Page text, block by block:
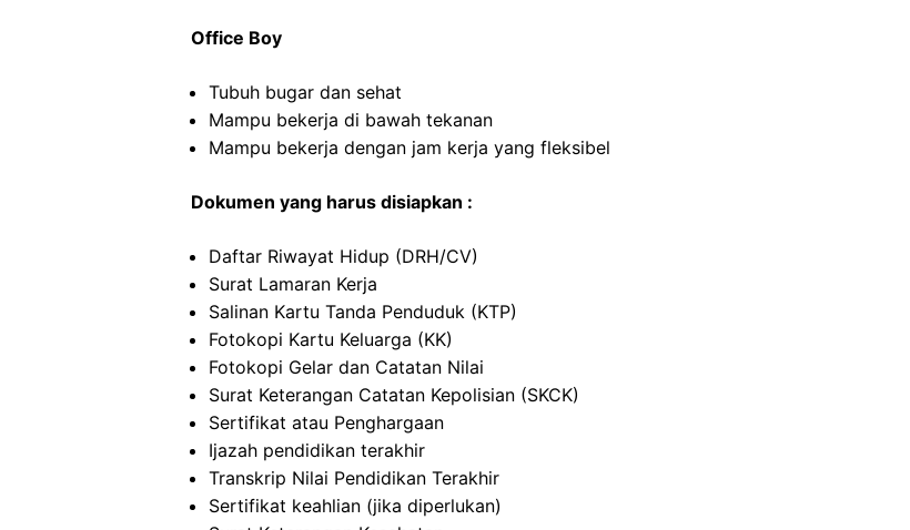
Office Boy
Tubuh bugar dan sehat
Mampu bekerja di bawah tekanan
Mampu bekerja dengan jam kerja yang fleksibel
Dokumen yang harus disiapkan :
Daftar Riwayat Hidup (DRH/CV)
Surat Lamaran Kerja
Salinan Kartu Tanda Penduduk (KTP)
Fotokopi Kartu Keluarga (KK)
Fotokopi Gelar dan Catatan Nilai
Surat Keterangan Catatan Kepolisian (SKCK)
Sertifikat atau Penghargaan
Ijazah pendidikan terakhir
Transkrip Nilai Pendidikan Terakhir
Sertifikat keahlian (jika diperlukan)